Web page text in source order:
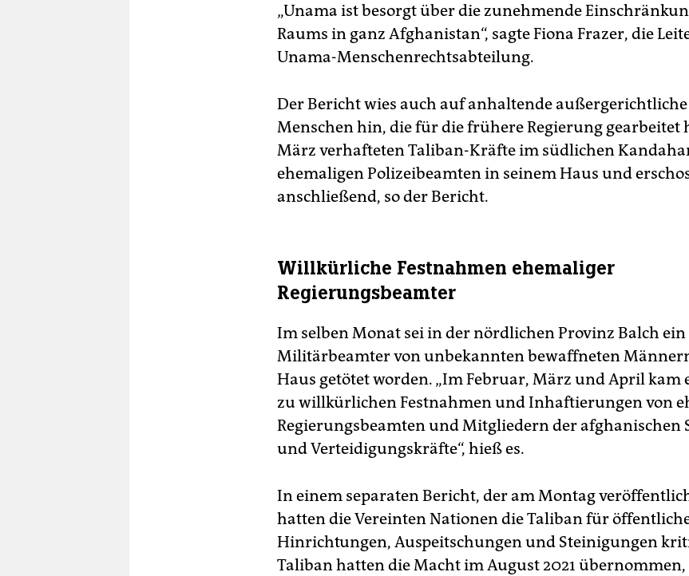
„Unama ist besorgt über die zunehmende
Raums in ganz Afghanistan“, sagte Fiona Frazer, die
Unama-Menschenrechtsabteilung.
Der Bericht wies auch auf anhaltende
Menschen hin, die für die frühere Regierung gearbeitet
März verhafteten Taliban-Kräfte im südlichen
ehemaligen Polizeibeamten in seinem Haus und
anschließend, so der Bericht.
Willkürliche Festnahmen ehemaliger
Regierungsbeamter
Im selben Monat sei in der nördlichen Provinz Balch
Militärbeamter von unbekannten bewaffneten
Haus getötet worden. „Im Februar, März und April kam
zu willkürlichen Festnahmen und Inhaftierungen von
Regierungsbeamten und Mitgliedern der afghanischen
und Verteidigungskräfte“, hieß es.
In einem separaten Bericht, der am Montag
hatten die Vereinten Nationen die Taliban für
Hinrichtungen, Auspeitschungen und Steinigungen
Taliban hatten die Macht im August 2021 übernommen,